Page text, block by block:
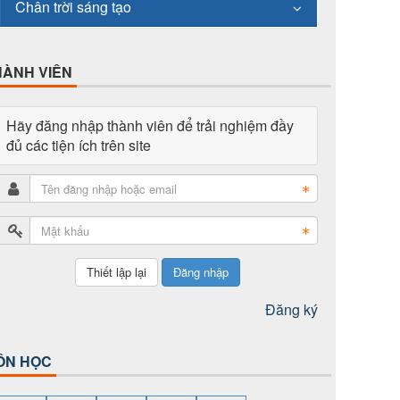
Chân trời sáng tạo
VIÊN
Hãy đăng nhập thành viên để trải nghiệm đầy
đủ các tiện ích trên site
Đăng nhập
Đăng ký
HỌC